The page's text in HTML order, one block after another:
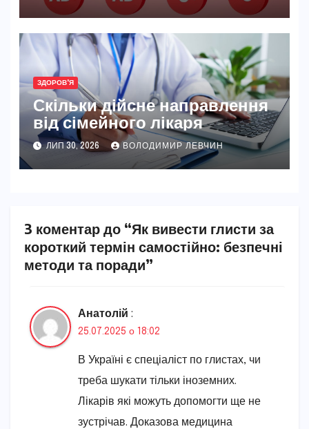
ЗДОРОВ'Я
Скільки дійсне направлення
від сімейного лікаря
ЛИП 30, 2026 ВОЛОДИМИР ЛЕВЧИН
3 коментар до “Як вивести глисти за
короткий термін самостійно: безпечні
методи та поради”
Анатолій :
25.07.2025 о 18:02
В Україні є спеціаліст по глистах, чи
треба шукати тільки іноземних.
Лікарів які можуть допомогти ще не
зустрічав. Доказова медицина